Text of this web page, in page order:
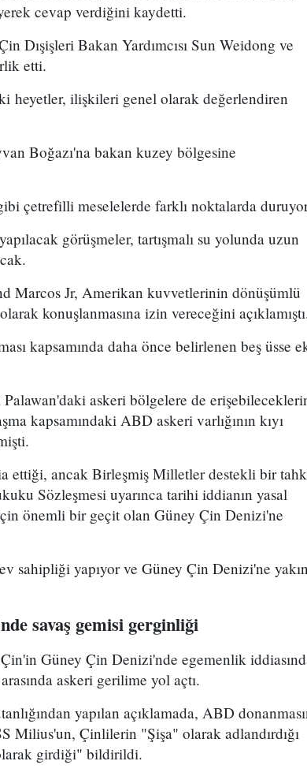
cevap verdiğini kaydetti.
Dışişleri Bakan Yardımcısı Sun Weidong ve
etti.
heyetler, ilişkileri genel olarak değerlendiren
Boğazı'na bakan kuzey bölgesine
çetrefilli meselelerde farklı noktalarda
görüşmeler, tartışmalı su yolunda uzun
Marcos Jr, Amerikan kuvvetlerinin dönüşümlü
konuşlanmasına izin vereceğini
kapsamında daha önce belirlenen beş üsse
askeri bölgelere de
kapsamındaki ABD askeri varlığının kıyı
ettiği, ancak Birleşmiş Milletler destekli bir
Sözleşmesi uyarınca tarihi iddianın yasal
önemli bir geçit olan Güney Çin Denizi'ne
sahipliği yapıyor ve Güney Çin Denizi'ne
savaş gemisi gerginliği
Güney Çin Denizi'nde egemenlik
askeri gerilime yol açtı.
yapılan açıklamada, ABD
Milius'un, Çinlilerin "Şişa" olarak adlandırdığı
girdiği" bildirildi.